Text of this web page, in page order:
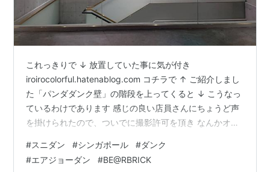
これっきりで ↓ 放置していた事に気が付き
iroirocolorful.hatenablog.com コチラで ↑ ご紹介しまし
た「パンダダンク壁」の階段を上ってくると ↓ こうなっ
ているわけであります 感じの良い店員さんにちょうど声
を掛けられたので、ついでに撮影許可を頂き なんかオフ
まだパンダダンク買い取り強化期間中だった
iroirocolorful.hatenablog.com
#スニダン #シンガポール #ダンク
#エアジョーダン #BE@RBRICK